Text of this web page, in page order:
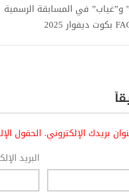
و”غياب” في المسابقة الرسمية
بريدك الإلكتروني. الحقول
البريد